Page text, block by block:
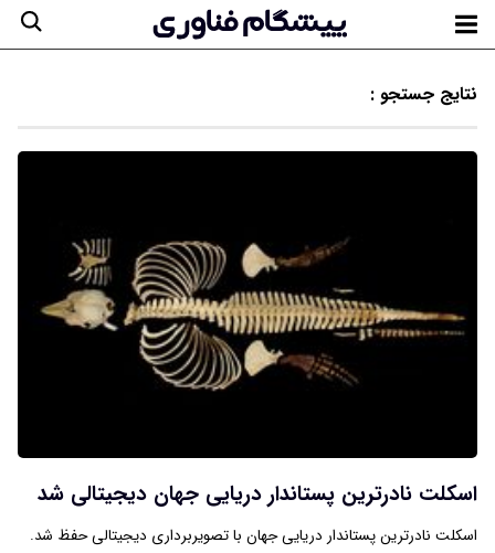
نتایج جستجو :
اسکلت نادرترین پستاندار دریایی جهان دیجیتالی شد
اسکلت نادرترین پستاندار دریایی جهان با تصویربرداری دیجیتالی حفظ شد.